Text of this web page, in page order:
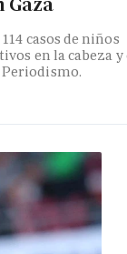
Gaza
casos de niños
en la cabeza y